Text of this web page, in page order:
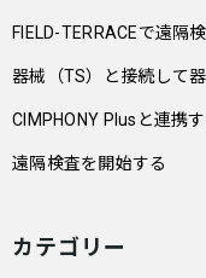
FIELD-TERRACEで遠隔
器械（TS）と接続して
CIMPHONY Plusと連携
遠隔検査を開始する
カテゴリー